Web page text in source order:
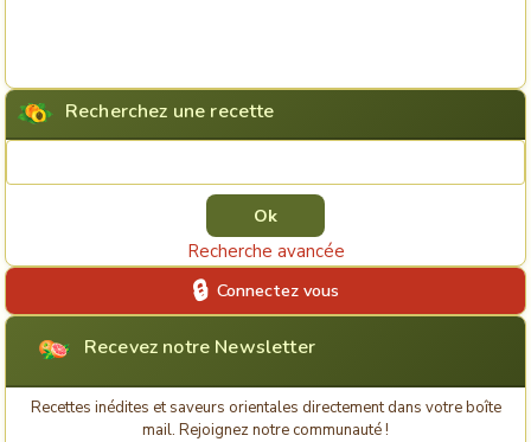
Recherchez une recette
Recherche avancée
Connectez vous
Recevez notre Newsletter
Recettes inédites et saveurs orientales directement dans votre boîte
mail. Rejoignez notre communauté !